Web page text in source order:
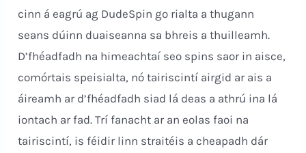
cinn á eagrú ag DudeSpin go rialta a thugann
seans dúinn duaiseanna sa bhreis a thuilleamh.
D’fhéadfadh na himeachtaí seo spins saor in aisce,
comórtais speisialta, nó tairiscintí airgid ar ais a
áireamh ar d’fhéadfadh siad lá deas a athrú ina lá
iontach ar fad. Trí fanacht ar an eolas faoi na
tairiscintí, is féidir linn straitéis a cheapadh dár